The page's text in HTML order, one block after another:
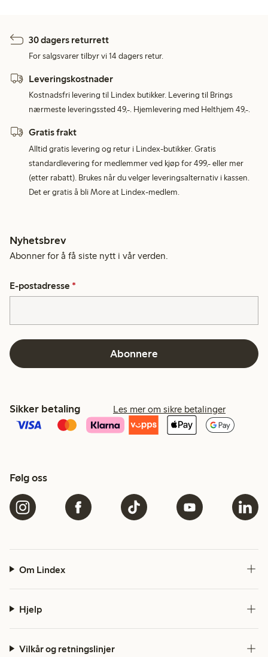
30 dagers returrett
For salgsvarer tilbyr vi 14 dagers retur.
Leveringskostnader
Kostnadsfri levering til Lindex butikker. Levering til Brings
nærmeste leveringssted 49,-. Hjemlevering med Helthjem 49,-.
Gratis frakt
Alltid gratis levering og retur i Lindex-butikker. Gratis
standardlevering for medlemmer ved kjøp for 499,- eller mer
(etter rabatt). Brukes når du velger leveringsalternativ i kassen.
Det er gratis å bli More at Lindex-medlem.
Nyhetsbrev
Abonner for å få siste nytt i vår verden.
E-postadresse *
Abonnere
Sikker betaling Les mer om sikre betalinger
Følg oss
Om Lindex
Hjelp
Vilkår og retningslinjer